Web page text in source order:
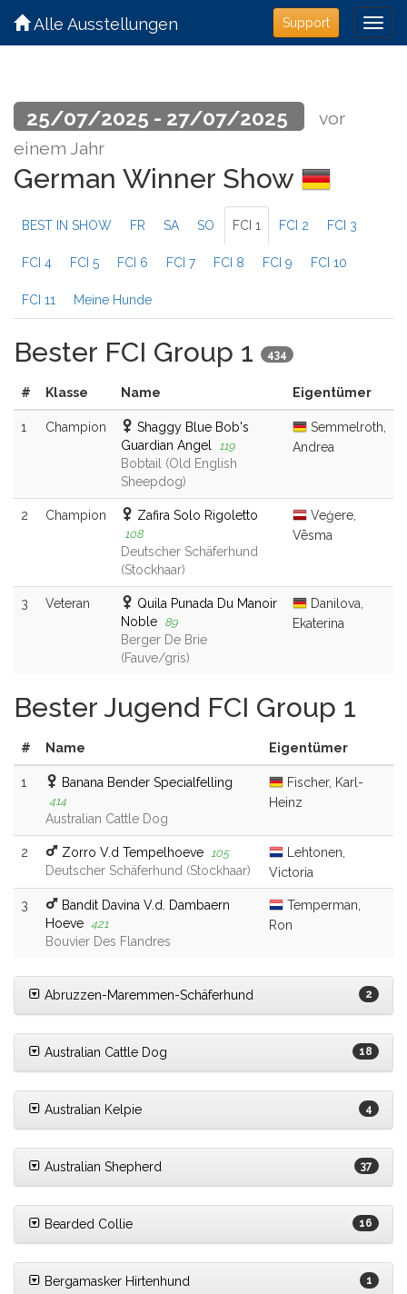
Support
Alle Ausstellungen
25/07/2025 - 27/07/2025
vor
einem Jahr
German Winner Show
BEST IN SHOW FR SA SO FCI 1 FCI 2 FCI 3
FCI 4 FCI 5 FCI 6 FCI 7 FCI 8 FCI 9 FCI 10
FCI 11 Meine Hunde
Bester FCI Group 1 434
# Klasse Name Eigentümer
1 Champion
Shaggy Blue Bob's
Guardian Angel 119
Bobtail (Old English
Sheepdog)
Semmelroth,
Andrea
2 Champion Zafira Solo Rigoletto
108
Deutscher Schäferhund
(Stockhaar)
Veģere,
Vēsma
3 Veteran
Quila Punada Du Manoir
Noble 89
Berger De Brie
(Fauve/gris)
Danilova,
Ekaterina
Bester Jugend FCI Group 1
# Name Eigentümer
1 Banana Bender Specialfelling
414
Australian Cattle Dog
Fischer, Karl-
Heinz
2 Zorro V.d Tempelhoeve 105
Deutscher Schäferhund (Stockhaar)
Lehtonen,
Victoria
3
Bandit Davina V.d. Dambaern
Hoeve 421
Bouvier Des Flandres
Temperman,
Ron
Abruzzen-Maremmen-Schäferhund 2
Australian Cattle Dog 18
Australian Kelpie 4
Australian Shepherd 37
Bearded Collie 16
Bergamasker Hirtenhund 1